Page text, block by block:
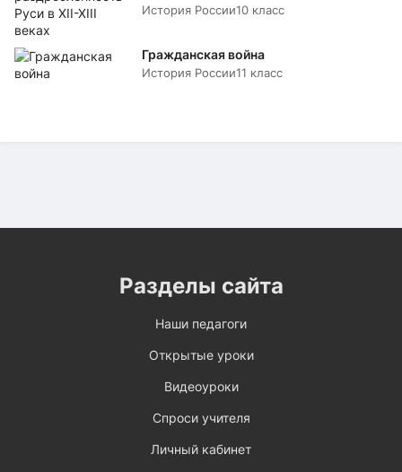
История России10 класс
Гражданская война
История России11 класс
Разделы сайта
Наши педагоги
Открытые уроки
Видеоуроки
Спроси учителя
Личный кабинет